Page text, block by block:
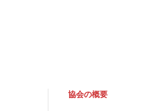
協会の概要